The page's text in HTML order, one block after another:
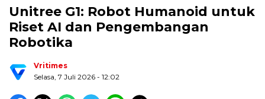
Unitree G1: Robot Humanoid untuk
Riset AI dan Pengembangan
Robotika
Vritimes
Selasa, 7 Juli 2026 - 12:02